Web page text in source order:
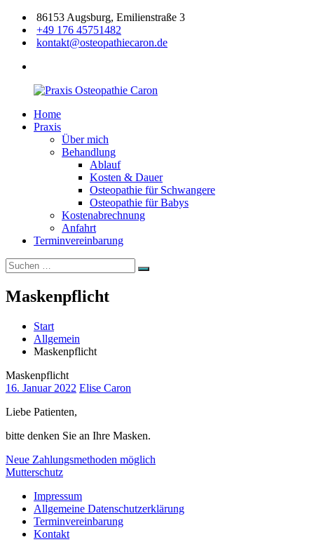
Zum
Inhalt
springen
86153 Augsburg, Emilienstraße 3
+49 176 45751482
kontakt@osteopathiecaron.de
Praxis
Osteopathie
Zertifizierte
Osteopathin
Home
Praxis
Über mich
Behandlung
Ablauf
Kosten & Dauer
Osteopathie für Schwangere
Osteopathie für Babys
Kostenabrechnung
Anfahrt
Terminvereinbarung
Suchen
nach:
Suchen
Maskenpflicht
Start
Allgemein
Maskenpflicht
Maskenpflicht
16. Januar 2022 Elise Caron
Liebe Patienten,
bitte denken Sie an Ihre Masken.
Beitragsnavigation
Neue Zahlungsmethoden möglich
Mutterschutz
Impressum
Allgemeine Datenschutzerklärung
Terminvereinbarung
Kontakt